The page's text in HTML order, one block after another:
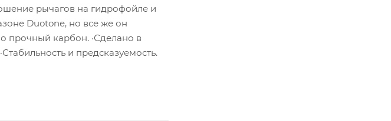
рычагов на гидрофойле и
Duotone, но все же он
прочный карбон. ·Сделано в
и предсказуемость.